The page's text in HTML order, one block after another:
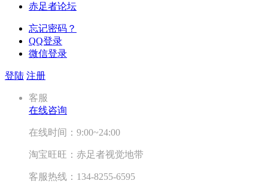
赤足者论坛
忘记密码？
QQ登录
微信登录
登陆 注册
客服
在线咨询
在线时间：9:00~24:00
淘宝旺旺：赤足者视觉地带
客服热线：134-8255-6595